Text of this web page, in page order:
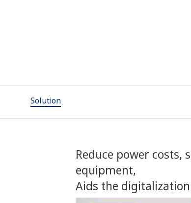
Solution
Reduce power costs,
equipment,
Aids the